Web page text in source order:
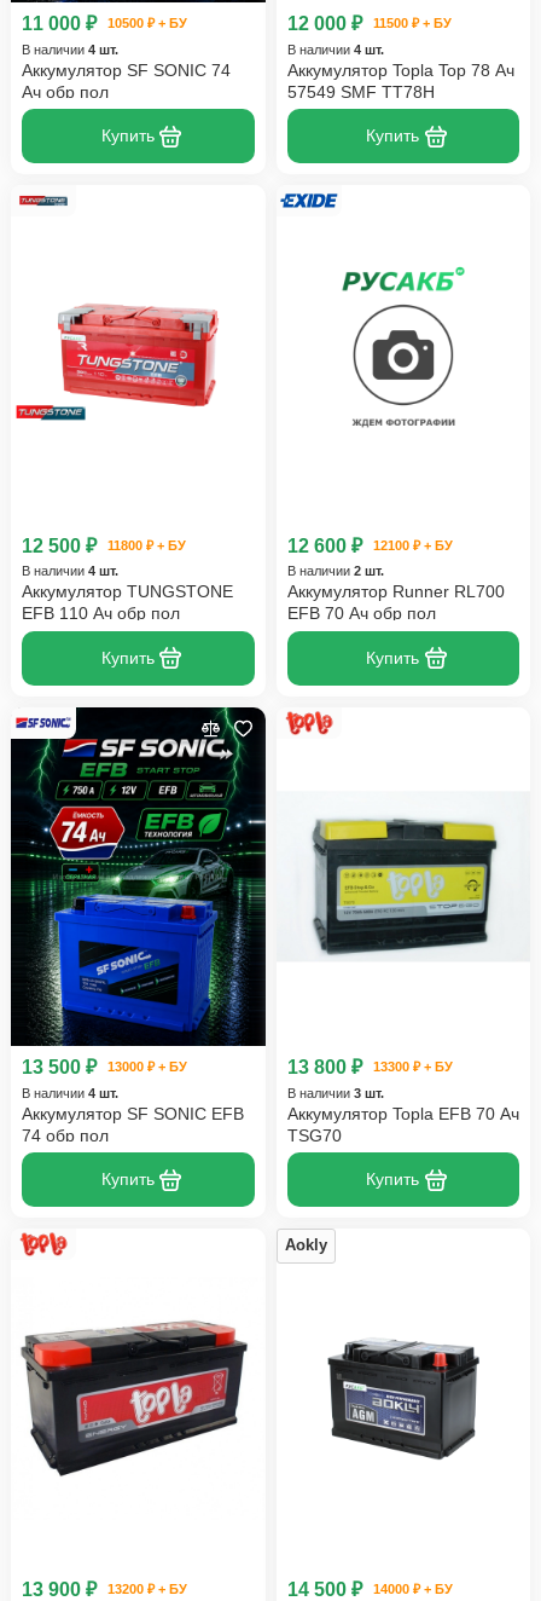
11 000 ₽
10500 ₽ + БУ
В наличии 4 шт.
Аккумулятор SF SONIC 74
Ач обр пол
Купить
12 000 ₽
11500 ₽ + БУ
В наличии 4 шт.
Аккумулятор Topla Top 78 Ач
57549 SMF TT78H
Купить
12 500 ₽
11800 ₽ + БУ
В наличии 4 шт.
Аккумулятор TUNGSTONE
EFB 110 Ач обр пол
Купить
12 600 ₽
12100 ₽ + БУ
В наличии 2 шт.
Аккумулятор Runner RL700
EFB 70 Ач обр пол
Купить
13 500 ₽
13000 ₽ + БУ
В наличии 4 шт.
Аккумулятор SF SONIC EFB
74 обр пол
Купить
13 800 ₽
13300 ₽ + БУ
В наличии 3 шт.
Аккумулятор Topla EFB 70 Ач
TSG70
Купить
13 900 ₽
13200 ₽ + БУ
Aokly
14 500 ₽
14000 ₽ + БУ